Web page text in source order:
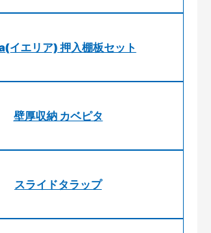
イエリア) 押入棚板セット
壁厚収納 カベピタ
スライドタラップ